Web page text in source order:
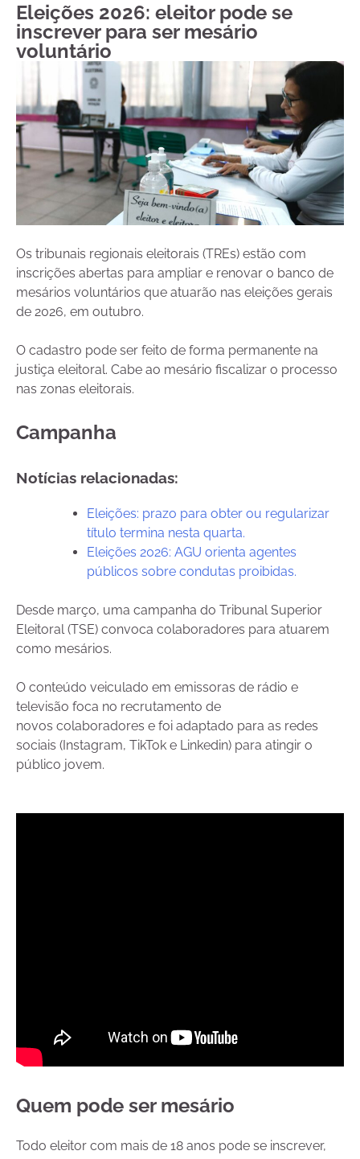
Eleições 2026: eleitor pode se
inscrever para ser mesário
voluntário
Os tribunais regionais eleitorais (TREs) estão com
inscrições abertas para ampliar e renovar o banco de
mesários voluntários que atuarão nas eleições gerais
de 2026, em outubro.
O cadastro pode ser feito de forma permanente na
justiça eleitoral. Cabe ao mesário fiscalizar o processo
nas zonas eleitorais.
Campanha
Notícias relacionadas:
Eleições: prazo para obter ou regularizar
título termina nesta quarta.
Eleições 2026: AGU orienta agentes
públicos sobre condutas proibidas.
Desde março, uma campanha do Tribunal Superior
Eleitoral (TSE) convoca colaboradores para atuarem
como mesários.
O conteúdo veiculado em emissoras de rádio e
televisão foca no recrutamento de
novos colaboradores e foi adaptado para as redes
sociais (Instagram, TikTok e Linkedin) para atingir o
público jovem.
Quem pode ser mesário
Todo eleitor com mais de 18 anos pode se inscrever,